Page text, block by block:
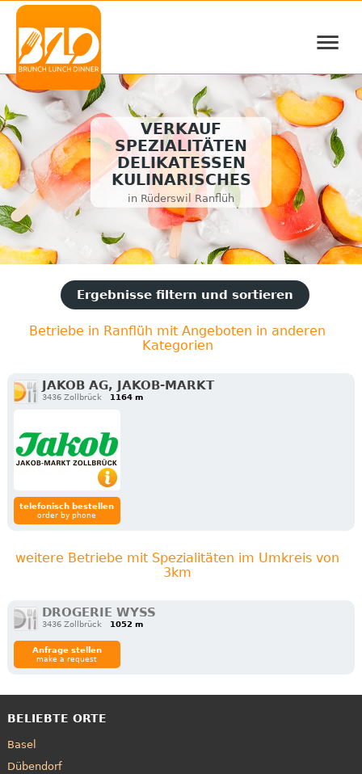
≡
VERKAUF
SPEZIALITÄTEN
DELIKATESSEN
KULINARISCHES
in Rüderswil Ranflüh
Ergebnisse filtern und sortieren
Betriebe in Ranflüh mit Angeboten in anderen
Kategorien
JAKOB AG, JAKOB-MARKT
3436 Zollbrück 1164 m
telefonisch bestellen
order by phone
weitere Betriebe mit Spezialitäten im Umkreis von
3km
DROGERIE WYSS
3436 Zollbrück 1052 m
Anfrage stellen
make a request
BELIEBTE ORTE
Basel
Dübendorf